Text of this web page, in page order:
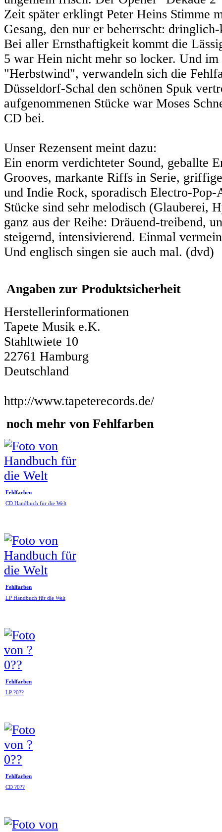
Zeit später erklingt Peter Heins Stimme
Gesang, den nur er beherrscht:
Bei aller Ernsthaftigkeit kommt die
5 war Hein nicht mehr so locker. Und
"Herbstwind", verwandeln sich die
Düsseldorf-Schal den schönen Spuk
aufgenommenen Stücke war Moses
CD bei.
Unser Rezensent meint dazu:
Ein enorm verdichteter Sound, geballte
Grooves, markante Riffs in Serie,
und Indie Rock, sporadisch Electro-
Stücke sind sehr melodisch (Glauberei,
ganz aus der Reihe: Dräuend-treibend,
steigernd, intensivierend. Einmal
Und englisch singen sie auch mal. (dvd)
Angaben zur Produktsicherheit
Herstellerinformationen
Tapete Musik e.K.
Stahltwiete 10
22761 Hamburg
Deutschland
http://www.tapeterecords.de/
noch mehr von Fehlfarben
Fehlfarben
CD Handbuch für die Welt
Fehlfarben
LP Handbuch für die Welt
Fehlfarben
LP ?0??
Fehlfarben
CD ?0??